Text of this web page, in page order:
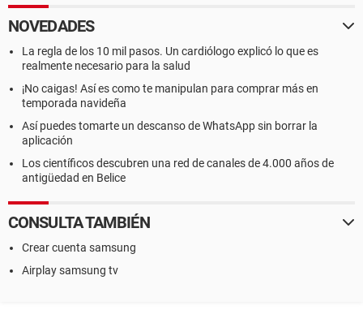
NOVEDADES
La regla de los 10 mil pasos. Un cardiólogo explicó lo que es
realmente necesario para la salud
¡No caigas! Así es como te manipulan para comprar más en
temporada navideña
Así puedes tomarte un descanso de WhatsApp sin borrar la
aplicación
Los científicos descubren una red de canales de 4.000 años de
antigüedad en Belice
CONSULTA TAMBIÉN
Crear cuenta samsung
Airplay samsung tv